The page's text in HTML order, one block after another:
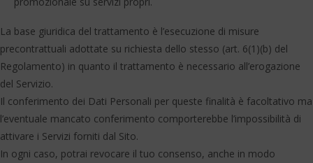
La base giuridica del trattamento è l’esecuzione di misure
precontrattuali adottate su richiesta dello stesso (art. 6(1)(b) del
Regolamento) in quanto il trattamento è necessario all’erogazione
del Servizio.
Il conferimento dei Dati Personali per queste finalità è facoltativo ma
l’eventuale mancato conferimento comporterebbe l’impossibilità di
attivare i Servizi forniti dal Sito.
In ogni caso, potrai revocare il tuo consenso, anche in modo